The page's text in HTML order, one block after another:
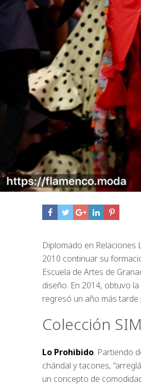
Diplomado en Relaciones
2010 continuar su
Escuela de Artes de
diseño. En 2014, obtuvo
regresó un año más
Colección
Lo Prohibido. Partiendo
chándal y tacones,
un concepto de